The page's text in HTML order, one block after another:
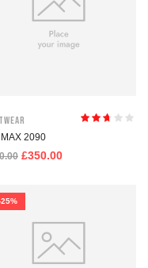
2090
£350.00
25%